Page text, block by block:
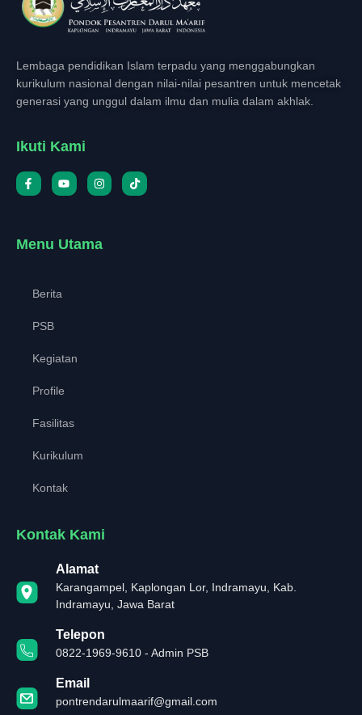
Lembaga pendidikan Islam terpadu yang menggabungkan
kurikulum nasional dengan nilai-nilai pesantren untuk mencetak
generasi yang unggul dalam ilmu dan mulia dalam akhlak.
Ikuti Kami
Menu Utama
Berita
PSB
Kegiatan
Profile
Fasilitas
Kurikulum
Kontak
Kontak Kami
Alamat
Karangampel, Kaplongan Lor, Indramayu, Kab.
Indramayu, Jawa Barat
Telepon
0822-1969-9610 - Admin PSB
Email
pontrendarulmaarif@gmail.com